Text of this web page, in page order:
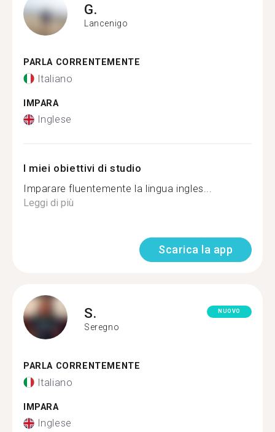
G.
Lancenigo
PARLA CORRENTEMENTE
Italiano
IMPARA
Inglese
I miei obiettivi di studio
Imparare fluentemente la lingua ingles...
Leggi di più
Scarica la app
S.
Seregno
NUOVO
PARLA CORRENTEMENTE
Italiano
IMPARA
Inglese